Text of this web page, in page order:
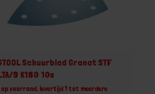
Schuurblad Granat STF
9 K180 10x
op voorraad, levertijd 1 tot meerdere